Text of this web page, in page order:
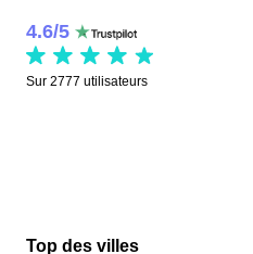
4.6/5
Sur 2777 utilisateurs
Top des villes